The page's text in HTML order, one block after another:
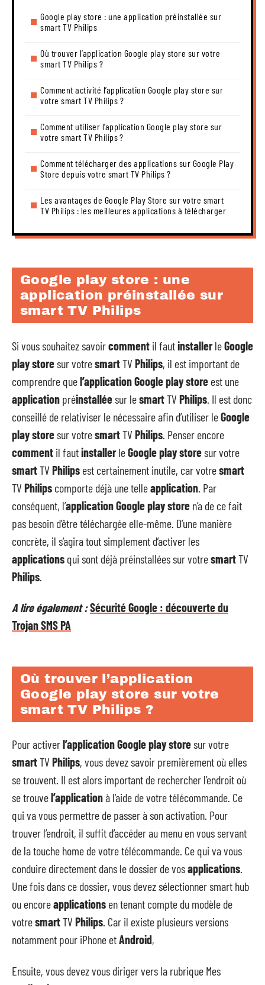
Google play store : une application préinstallée sur
smart TV Philips
Où trouver l’application Google play store sur votre
smart TV Philips ?
Comment activité l’application Google play store sur
votre smart TV Philips ?
Comment utiliser l’application Google play store sur
votre smart TV Philips ?
Comment télécharger des applications sur Google Play
Store depuis votre smart TV Philips ?
Les avantages de Google Play Store sur votre smart
TV Philips : les meilleures applications à télécharger
Google play store : une
application préinstallée sur
smart TV Philips
Si vous souhaitez savoircomment il fautinstallerleGoogle
play storesur votresmartTV Philips, il est important de
comprendre quel’application Google play store est une
application préinstalléesur lesmartTV Philips . Il est donc
conseillé de relativiser le nécessaire afin d’utiliser leGoogle
playstoresur votresmartTV Philips . Penser encore
comment il fautinstallerleGoogle play storesur votre
smartTV Philips est certainement inutile, car votresmart
TV Philips comporte déjà une telleapplication . Par
conséquent, l’application Google play store n’a de ce fait
pas besoin d’être téléchargée elle-même. D’une manière
concrète, il s’agira tout simplement d’activer les
applications qui sont déjà préinstallées sur votresmartTV
Philips
A lire également :Sécurité Google : découverte du
Trojan SMS PA
Où trouver l’application
Google play store sur votre
smart TV Philips ?
Pour activerl’application Google play storesur votre
smartTV Philips, vous devez savoir premièrement où elles
se trouvent. Il est alors important de rechercher l’endroit où
se trouvel’applicationà l’aide de votre télécommande. Ce
qui va vous permettre de passer à son activation. Pour
trouver l’endroit, il suffit d’accéder au menu en vous servant
de la touche home de votre télécommande. Ce qui va vous
conduire directement dans le dossier de vosapplications.
Une fois dans ce dossier, vous devez sélectionner smart hub
ou encoreapplications en tenant compte du modèle de
votresmartTV Philips. Car il existe plusieurs versions
notamment pour iPhone etAndroid,
Ensuite, vous devez vous diriger vers la rubrique Mes